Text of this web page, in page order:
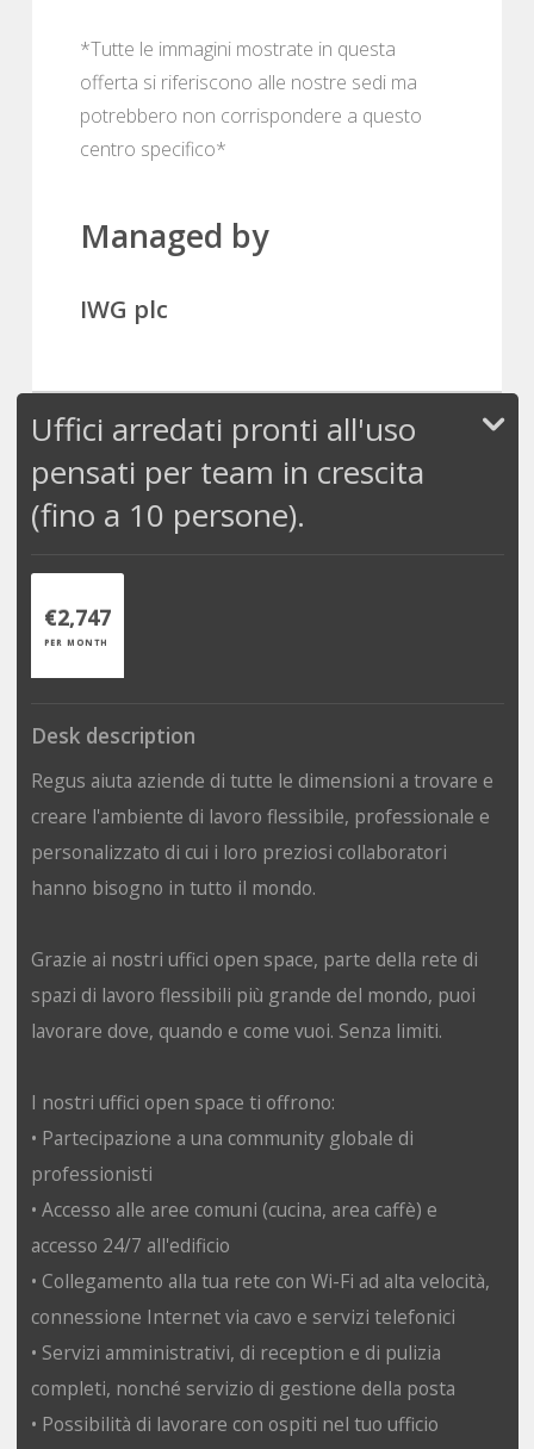
*Tutte le immagini mostrate in questa
offerta si riferiscono alle nostre sedi ma
potrebbero non corrispondere a questo
centro specifico*
Managed by
IWG plc
Uffici arredati pronti all'uso
pensati per team in crescita
(fino a 10 persone).
€2,747
PER MONTH
Desk description
Regus aiuta aziende di tutte le dimensioni a trovare e
creare l'ambiente di lavoro flessibile, professionale e
personalizzato di cui i loro preziosi collaboratori
hanno bisogno in tutto il mondo.
Grazie ai nostri uffici open space, parte della rete di
spazi di lavoro flessibili più grande del mondo, puoi
lavorare dove, quando e come vuoi. Senza limiti.
I nostri uffici open space ti offrono:
• Partecipazione a una community globale di
professionisti
• Accesso alle aree comuni (cucina, area caffè) e
accesso 24/7 all'edificio
• Collegamento alla tua rete con Wi-Fi ad alta velocità,
connessione Internet via cavo e servizi telefonici
• Servizi amministrativi, di reception e di pulizia
completi, nonché servizio di gestione della posta
• Possibilità di lavorare con ospiti nel tuo ufficio